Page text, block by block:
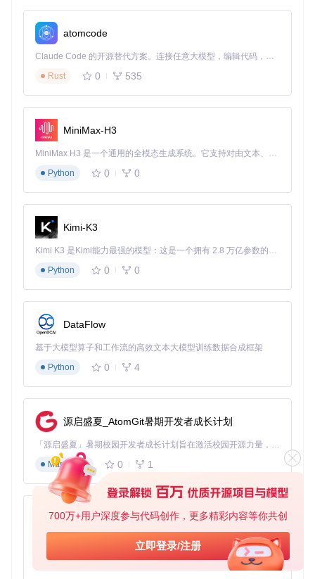
700万+用户深度参与代码创作，更多精彩内容等你共创
立即登录/注册
atomcode
Claude Code 的开源替代方案。连接任意大模型，编辑代码，运行命令，自动验证 — 全自动执行。用 Rust 构建，极致性能。 ｜ An open-source alternative to Claude Code. Connect any LLM, edit code, run commands, and verify changes — autonomously. Built in Rust for speed. Get Started
Rust
0 535
MiniMax-H3
MiniMax H3 是一个通用的全模态生成系统。它支持对由文本、图像、视频和音频组成的多模态上下文进行统一理解，并能生成分辨率高达 2K、时长可达 15 秒的带原生立体声音频的视频。得益于面向任务泛化的系统设计，H3 在预训练阶段就已具备广泛的多模态上下文理解与生成能力，能够出色地执行复杂的多模态指令。
Python
0 0
Kimi-K3
Kimi K3 是Kimi能力最强的模型：这是一个拥有 2.8 万亿参数的混合专家（MoE）模型，具备原生视觉理解能力，并支持 100 万 token 的上下文窗口。
Python
0 0
DataFlow
基于大模型算子和工作流的高效文本大模型训练数据合成框架
Python
0 4
源启盛夏_AtomGit暑期开发者成长计划
「源启盛夏」暑期校园开发者成长计划旨在激活校园开源力量，通过积分激励、认证扶持、资源倾斜等形式，引导高校组织和开发者完成「入驻 — 建项目 — 做贡献 — 获认证 — 得资源」的完整闭环。无论你是想带领社团入驻平台的组织者，还是希望用代码贡献证明自己的开发者，都能在这里找到属于你的成长路径。
Markdown
0 1
py-xiaozhi
基于Python的Xiaozhi AI，适用于想要完整Xiaozhi体验而无需拥有专用硬件的用户。
Python
0 1